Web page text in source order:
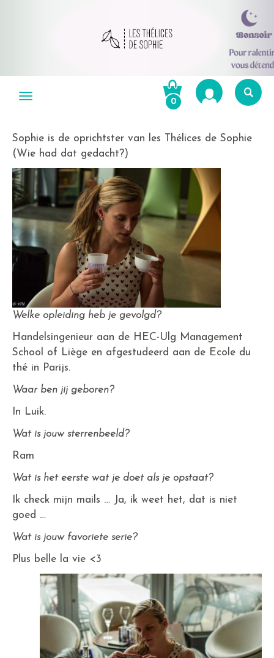
Menu 0
Sophie is de oprichtster van les Thélices de Sophie
(Wie had dat gedacht?)
Welke opleiding heb je gevolgd?
Handelsingenieur aan de HEC-Ulg Management
School of Liège en afgestudeerd aan de Ecole du
thé in Parijs.
Waar ben jij geboren?
In Luik.
Wat is jouw sterrenbeeld?
Ram
Wat is het eerste wat je doet als je opstaat?
Ik check mijn mails … Ja, ik weet het, dat is niet
goed …
Wat is jouw favoriete serie?
Plus belle la vie <3